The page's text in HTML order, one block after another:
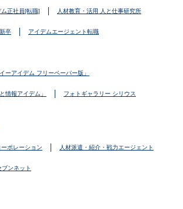
正社員[転職] 人材教育・活用 人と仕事研究所
卒 アイデムエージェント転職
ーアイデム フリーペーパー版」
情報アイデム」 フォトギャラリー シリウス
ポレーション 人材派遣・紹介・戦力エージェント
ンネット